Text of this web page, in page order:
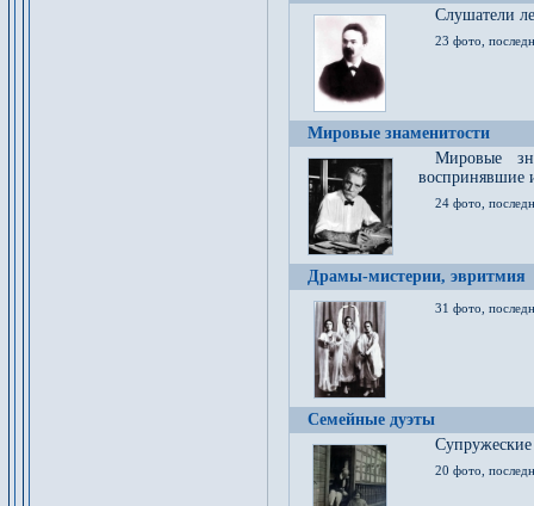
Cлушатели
23 фото,
Мировые знаменитости
Мировые
воспринявшие
24 фото,
Драмы-мистерии, эвритмия
31 фото,
Семейные дуэты
20 фото,